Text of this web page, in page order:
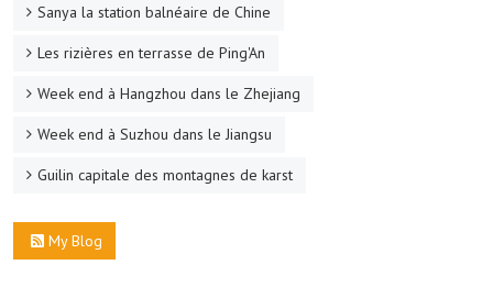
Sanya la station balnéaire de Chine
Les rizières en terrasse de Ping'An
Week end à Hangzhou dans le Zhejiang
Week end à Suzhou dans le Jiangsu
Guilin capitale des montagnes de karst
My Blog